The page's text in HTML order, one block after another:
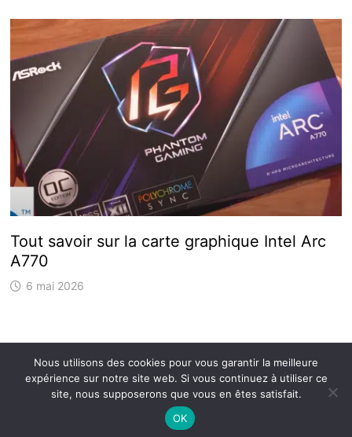
Tout savoir sur la carte graphique Intel Arc
A770
6 mai 2026
Copyright © 2026Gospi.
Mentions légales
Nous utilisons des cookies pour vous garantir la meilleure
expérience sur notre site web. Si vous continuez à utiliser ce
site, nous supposerons que vous en êtes satisfait.
OK